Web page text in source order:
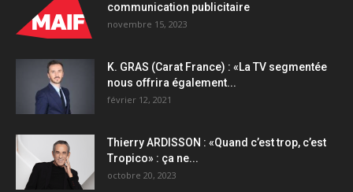
communication publicitaire
novembre 15, 2023
K. GRAS (Carat France) : «La TV segmentée
nous offrira également...
février 12, 2021
Thierry ARDISSON : «Quand c’est trop, c’est
Tropico» : ça ne...
octobre 20, 2023